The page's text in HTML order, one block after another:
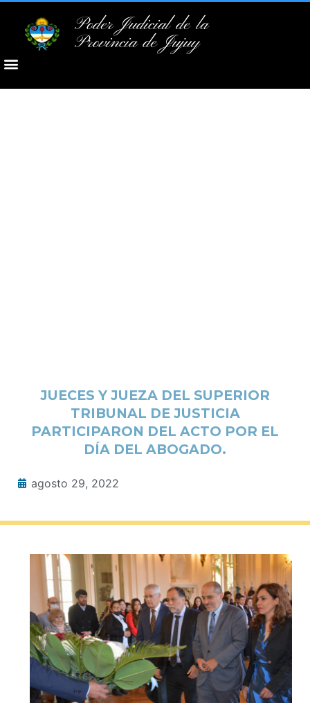
Poder Judicial de la
Provincia de Jujuy
JUECES Y JUEZA DEL SUPERIOR
TRIBUNAL DE JUSTICIA
PARTICIPARON DEL ACTO POR EL
DÍA DEL ABOGADO.
agosto 29, 2022